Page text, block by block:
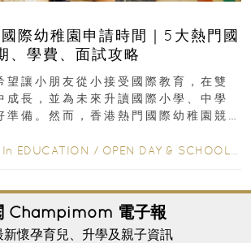
際幼稚園申請時間｜5大熱門國
、學費、面試攻略
望讓小朋友從小接受國際教育，在雙
成長，並為未來升讀國際小學、中學
準備。然而，香港熱門國際幼稚園競
In EDUCATION / OPEN DAY & SCHOOL EVENTS
Champimom 電子報
新懷孕育兒、升學及親子資訊